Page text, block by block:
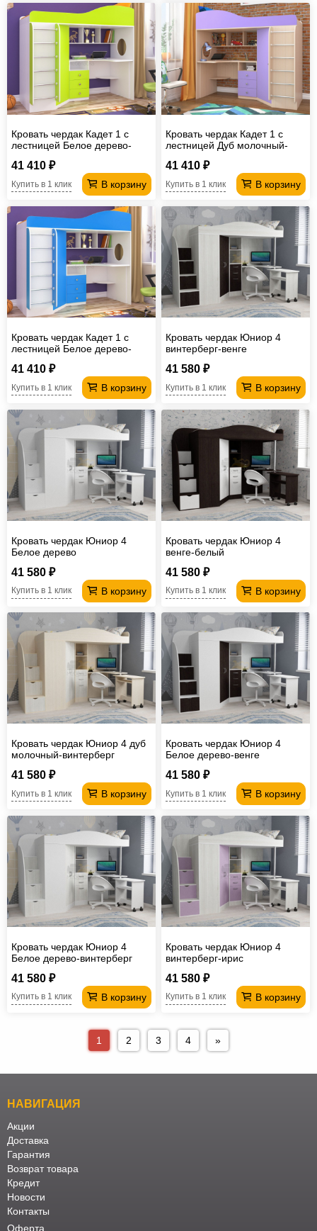
Кровать чердак Кадет 1 с
лестницей Белое дерево-
41 410 ₽
В корзину
Купить в 1 клик
Кровать чердак Кадет 1 с
лестницей Дуб молочный-
41 410 ₽
В корзину
Купить в 1 клик
Кровать чердак Кадет 1 с
лестницей Белое дерево-
41 410 ₽
В корзину
Купить в 1 клик
Кровать чердак Юниор 4
винтерберг-венге
41 580 ₽
В корзину
Купить в 1 клик
Кровать чердак Юниор 4
Белое дерево
41 580 ₽
В корзину
Купить в 1 клик
Кровать чердак Юниор 4
венге-белый
41 580 ₽
В корзину
Купить в 1 клик
Кровать чердак Юниор 4 дуб
молочный-винтерберг
41 580 ₽
В корзину
Купить в 1 клик
Кровать чердак Юниор 4
Белое дерево-венге
41 580 ₽
В корзину
Купить в 1 клик
Кровать чердак Юниор 4
Белое дерево-винтерберг
41 580 ₽
В корзину
Купить в 1 клик
Кровать чердак Юниор 4
винтерберг-ирис
41 580 ₽
В корзину
Купить в 1 клик
1 2 3 4 »
НАВИГАЦИЯ
Акции
Доставка
Гарантия
Возврат товара
Кредит
Новости
Контакты
Оферта